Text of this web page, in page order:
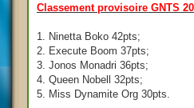
Classement provisoire GNTS
1. Ninetta Boko 42pts;
2. Execute Boom 37pts;
3. Jonos Monadri 36pts;
4. Queen Nobell 32pts;
5. Miss Dynamite Org 30pts.